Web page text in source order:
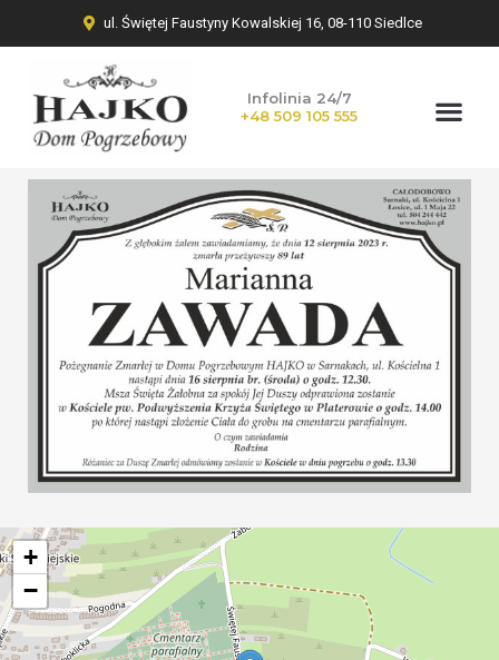
ul. Świętej Faustyny Kowalskiej 16, 08-110 Siedlce
Infolinia 24/7
+48 509 105 555
+
−